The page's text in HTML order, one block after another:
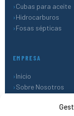
Cubas para aceite
Hidrocarburos
Fosas sépticas
EMPRESA
Inicio
Sobre Nosotros